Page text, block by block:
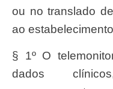
ou no translado
ao
§ 1º O
dados